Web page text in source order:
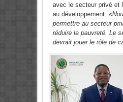
avec le secteur privé et
au développement.
permettre au secteur
réduire la pauvreté. Le
devrait jouer le rôle de